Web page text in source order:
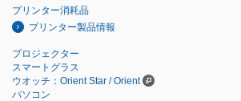
プリンター消耗品
プリンター製品情報
プロジェクター
スマートグラス
ウオッチ：Orient Star / Orient
パソコン